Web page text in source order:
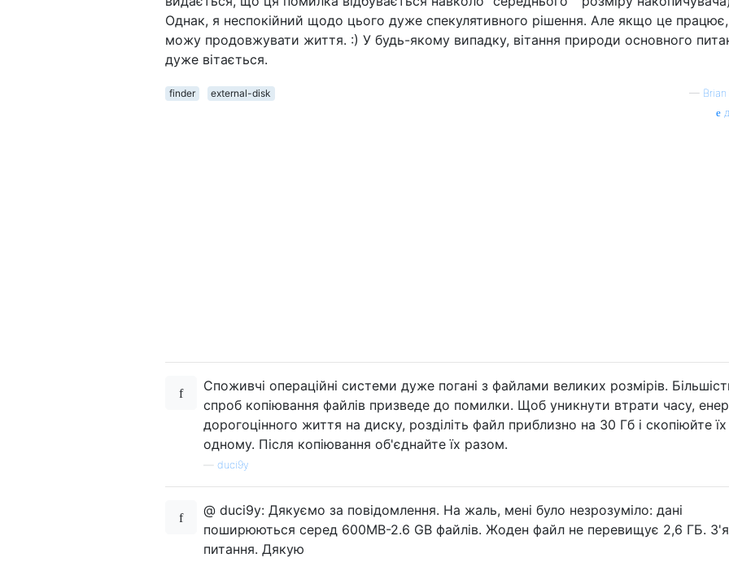
Однак, я неспокійний щодо цього дуже спекулятивного рішення. Але якщо це
можу продовжувати життя. :) У будь-якому випадку, вітання природи основного
дуже вітається.
finder external-disk —
Споживчі операційні системи дуже погані з файлами великих розмірів.
спроб копіювання файлів призведе до помилки. Щоб уникнути втрати часу,
дорогоцінного життя на диску, розділіть файл приблизно на 30 Гб і скопіюйте
одному. Після копіювання об'єднайте їх разом.
duci9y
@ duci9y: Дякуємо за повідомлення. На жаль, мені було незрозуміло: дані
поширюються серед 600MB-2.6 GB файлів. Жоден файл не перевищує 2,6 ГБ.
питання. Дякую